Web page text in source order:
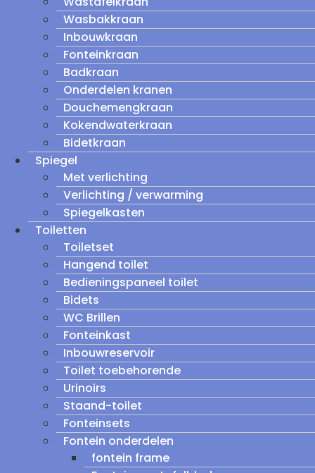
Wasbakkraan
Inbouwkraan
Fonteinkraan
Badkraan
Onderdelen kranen
Douchemengkraan
Kokendwaterkraan
Bidetkraan
Spiegel
Met verlichting
Verlichting / verwarming
Spiegelkasten
Toiletten
Toiletset
Hangend toilet
Bedieningspaneel toilet
Bidets
WC Brillen
Fonteinkast
Inbouwreservoir
Toilet toebehorende
Urinoirs
Staand-toilet
Fonteinsets
Fontein onderdelen
fontein frame